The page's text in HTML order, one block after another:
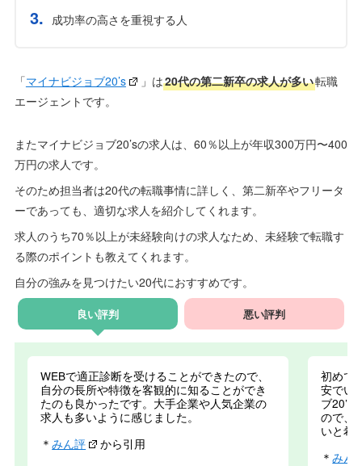
成功率の高さを重視する人
「マイナビジョブ20’s 」は20代の第二新卒の求人が多い転職
エージェントです。
またマイナビジョブ20’sの求人は、60％以上が年収300万円〜400
万円の求人です。
そのため担当者は20代の転職事情に詳しく、第二新卒やフリータ
ーであっても、適切な求人を紹介してくれます。
求人のうち70％以上が未経験向けの求人なため、未経験で転職す
る際のポイントも教えてくれます。
自分の強みを見つけたい20代におすすめです。
良い評判 悪い評判
WEBで適正診断を受けることができたので、
自分の長所や特徴を客観的に知ることができ
たのも良かったです。大手企業や人気企業の
求人も多いように感じました。
＊みん評 から引用
初めて
安でい
ブ20’s
ので、
いと希
＊みん